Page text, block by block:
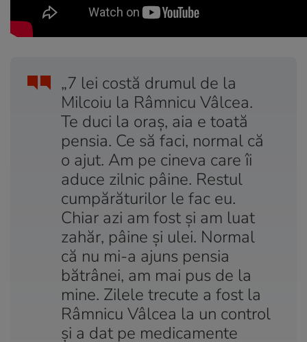
„7 lei costă drumul de la
Milcoiu la Râmnicu Vâlcea.
Te duci la oraş, aia e toată
pensia. Ce să faci, normal că
o ajut. Am pe cineva care îi
aduce zilnic pâine. Restul
cumpărăturilor le fac eu.
Chiar azi am fost şi am luat
zahăr, pâine şi ulei. Normal
că nu mi-a ajuns pensia
bătrânei, am mai pus de la
mine. Zilele trecute a fost la
Râmnicu Vâlcea la un control
şi a dat pe medicamente